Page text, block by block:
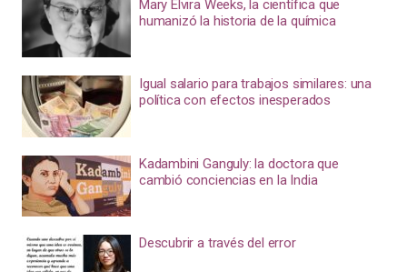
Mary Elvira Weeks, la científica que
humanizó la historia de la química
Igual salario para trabajos similares: una
política con efectos inesperados
Kadambini Ganguly: la doctora que
cambió conciencias en la India
Descubrir a través del error